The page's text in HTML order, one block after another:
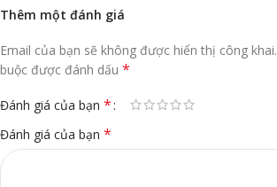
Thêm một đánh giá
Email của bạn sẽ không được hiển thị công khai.
buộc được đánh dấu *
Đánh giá của bạn *
Đánh giá của bạn *